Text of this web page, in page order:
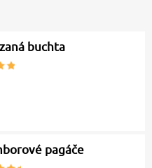
buchta
pagáče